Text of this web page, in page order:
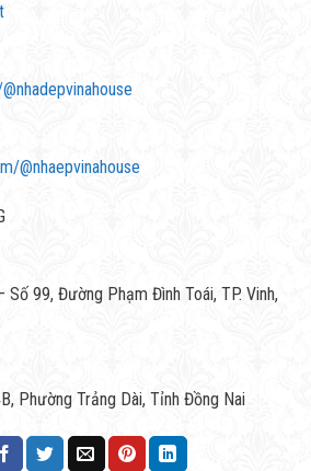
@nhaepvinahouse
Số 99, Đường Phạm Đình Toái, TP. Vinh,
Phường Trảng Dài, Tỉnh Đồng Nai